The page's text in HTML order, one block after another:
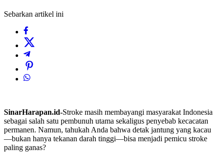
Sebarkan artikel ini
SinarHarapan.id-Stroke masih membayangi masyarakat Indonesia
sebagai salah satu pembunuh utama sekaligus penyebab kecacatan
permanen. Namun, tahukah Anda bahwa detak jantung yang kacau
—bukan hanya tekanan darah tinggi—bisa menjadi pemicu stroke
paling ganas?